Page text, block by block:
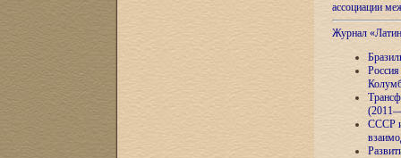
ассоциации
Журнал
СССР и